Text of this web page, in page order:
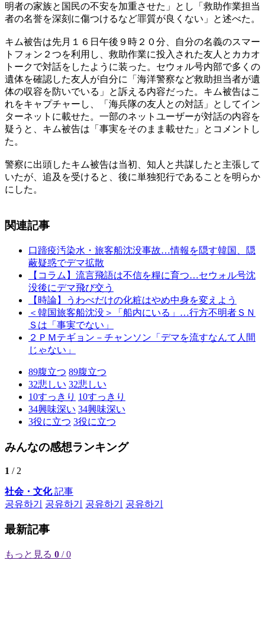
明者の家族と国民の不安を加重させた」とし「救助作業担当
者の名誉を深刻に傷つけるなど罪質が良くない」と述べた。
キム被告は先月１６日午後９時２０分、自分の名義のスマー
トフォン２つを利用し、救助作業に投入された友人とカカオ
トークで対話をしたように装った。セウォル号内部で多くの
遺体を確認した友人が自分に「海洋警察など救助担当者が遺
体の収容を防いでいる」と訴える内容だった。キム被告はこ
れをキャプチャーし、「海兵隊の友人との対話」としてイン
ターネットに載せた。一部のネットユーザーが対話の内容を
疑うと、キム被告は「事実をそのまま載せた」とコメントし
た。
警察に出頭したキム被告は当初、知人と共謀したと主張して
いたが、追及を受けると、後に単独犯行であることを明らか
にした。
関連記事
口蹄疫汚染水・旅客船沈没事故…情報を隠す韓国、隠
蔽疑惑でデマ拡散
【コラム】流言飛語は不信を糧に育つ…セウォル号沈
没後にデマ飛び交う
【時論】うわべだけの化粧はやめ中身を変えよう
＜韓国旅客船沈没＞「船内にいる」…行方不明者ＳＮ
Ｓは「事実でない」
２ＰＭテギョン－チャンソン「デマを流すなんて人間
じゃない」
89腹立つ 89腹立つ
32悲しい 32悲しい
10すっきり 10すっきり
34興味深い 34興味深い
3役に立つ 3役に立つ
みんなの感想ランキング
1 / 2
社会・文化記事
공유하기
공유하기 공유하기 공유하기
最新記事
もっと見る 0 / 0